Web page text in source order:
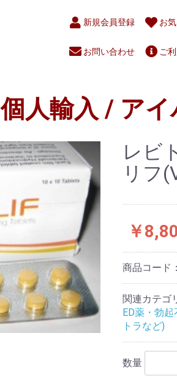
新規会員登録 お
お問い合わせ ご
人輸入 / アイ
レビ
リフ
￥
商品コード
関連カテゴ
ED薬・勃
トラなど)
数量